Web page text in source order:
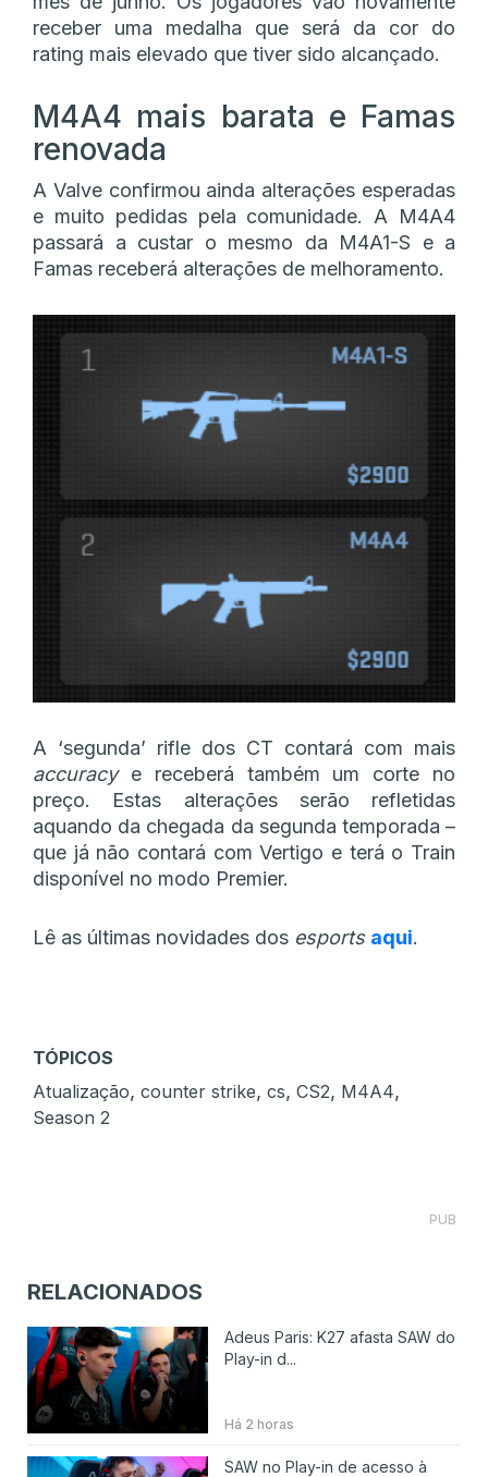
receber uma medalha que será da cor do
rating mais elevado que tiver sido alcançado.
M4A4 mais barata e Famas
renovada
A Valve confirmou ainda alterações esperadas
e muito pedidas pela comunidade. A M4A4
passará a custar o mesmo da M4A1-S e a
Famas receberá alterações de melhoramento.
A ‘segunda’ rifle dos CT contará com mais
accuracy e receberá também um corte no
preço. Estas alterações serão refletidas
aquando da chegada da segunda temporada –
que já não contará com Vertigo e terá o Train
disponível no modo Premier.
Lê as últimas novidades dos esports aqui.
TÓPICOS
Atualização, counter strike, cs, CS2, M4A4,
Season 2
PUB
RELACIONADOS
Adeus Paris: K27 afasta SAW do
Play-in d...
Há 2 horas
SAW no Play-in de acesso à